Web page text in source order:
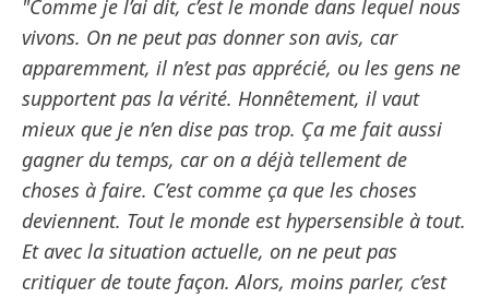
"Comme je l’ai dit, c’est le monde dans lequel nous
vivons. On ne peut pas donner son avis, car
apparemment, il n’est pas apprécié, ou les gens ne
supportent pas la vérité. Honnêtement, il vaut
mieux que je n’en dise pas trop. Ça me fait aussi
gagner du temps, car on a déjà tellement de
choses à faire. C’est comme ça que les choses
deviennent. Tout le monde est hypersensible à tout.
Et avec la situation actuelle, on ne peut pas
critiquer de toute façon. Alors, moins parler, c’est